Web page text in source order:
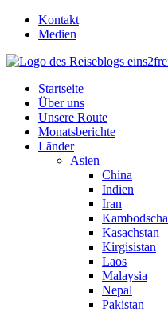
Skip
Kontakt
Medien
Startseite
Über uns
Unsere Route
Monatsberichte
Länder
Asien
China
Indien
Iran
Kambodscha
Kasachstan
Kirgisistan
Laos
Malaysia
Nepal
Pakistan